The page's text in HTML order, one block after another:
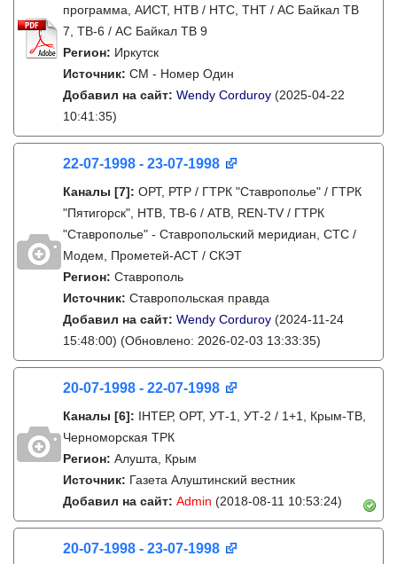
программа, АИСТ, НТВ / НТС, ТНТ / АС Байкал ТВ
7, ТВ-6 / АС Байкал ТВ 9
Регион: Иркутск
Источник: СМ - Номер Один
Добавил на сайт: Wendy Corduroy (2025-04-22
10:41:35)
22-07-1998 - 23-07-1998
Каналы [7]: ОРТ, РТР / ГТРК "Ставрополье" / ГТРК
"Пятигорск", НТВ, ТВ-6 / АТВ, REN-TV / ГТРК
"Ставрополье" - Ставропольский меридиан, СТС /
Модем, Прометей-АСТ / СКЭТ
Регион: Ставрополь
Источник: Ставропольская правда
Добавил на сайт: Wendy Corduroy (2024-11-24
15:48:00) (Обновлено: 2026-02-03 13:33:35)
20-07-1998 - 22-07-1998
Каналы [6]: IНТЕР, ОРТ, УТ-1, УТ-2 / 1+1, Крым-ТВ,
Черноморская ТРК
Регион: Алушта, Крым
Источник: Газета Алуштинский вестник
Добавил на сайт: Admin (2018-08-11 10:53:24)
20-07-1998 - 23-07-1998